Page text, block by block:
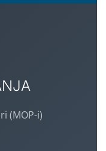
(MOP-i)